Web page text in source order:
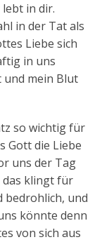
in dir.
in der Tat als
Liebe sich
in uns
und mein Blut
so wichtig für
Gott die Liebe
uns der Tag
das klingt für
bedrohlich, und
könnte denn
von sich aus